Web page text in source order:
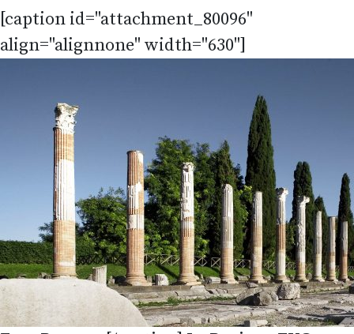
[caption id="attachment_80096"
align="alignnone" width="630"]